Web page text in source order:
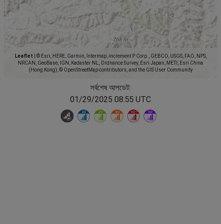
Leaflet
© Esri, HERE, Garmin, Intermap, increment P Corp., GEBCO, USGS, FAO, NPS,
NRCAN, GeoBase, IGN, Kadaster NL, Ordnance Survey, Esri Japan, METI, Esri China
(Hong Kong), © OpenStreetMap contributors, and the GIS User Community
সর্বশেষ আপডেট:
01/29/2025 08:55 UTC